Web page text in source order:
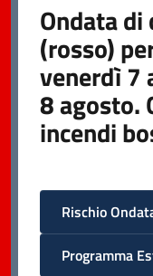
Ondata
(rosso)
venerdì 7
8 agosto.
incendi
Rischio
Programma